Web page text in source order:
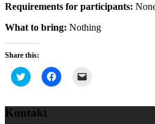
Requirements for participants:
What to bring: Nothing
Share this:
Click
to
Twitter
(Opens
Click
to
Facebooklink
Kontakt